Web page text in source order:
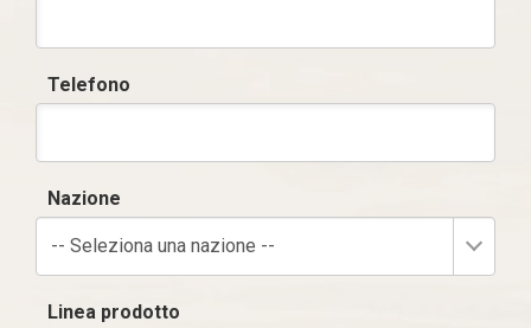
Telefono
Nazione
-- Seleziona una nazione --
Linea prodotto